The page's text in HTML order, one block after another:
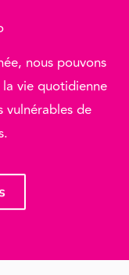
nous pouvons
vie quotidienne
de